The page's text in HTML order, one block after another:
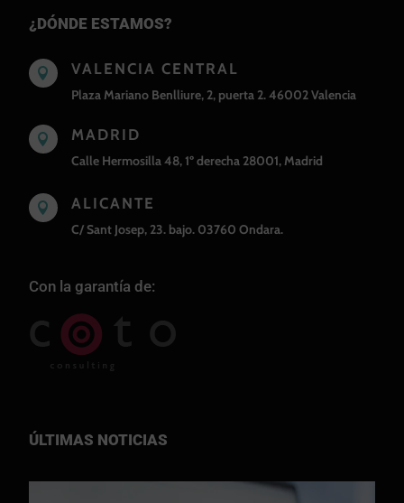
¿DÓNDE ESTAMOS?
 VALENCIA CENTRAL
Plaza Mariano Benlliure, 2, puerta 2. 46002 Valencia
 MADRID
Calle Hermosilla 48, 1º derecha 28001, Madrid
 ALICANTE
C/ Sant Josep, 23. bajo. 03760 Ondara.
Con la garantía de:
ÚLTIMAS NOTICIAS